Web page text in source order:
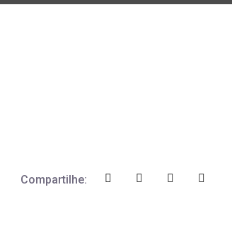
Compartilhe: